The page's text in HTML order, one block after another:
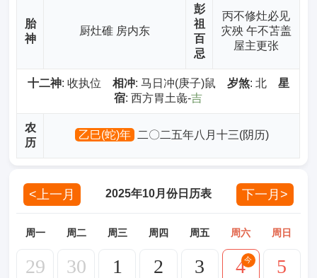
胎
神
厨灶碓 房内东
彭
祖
百
忌
丙不修灶必见
灾殃 午不苫盖
屋主更张
十二神: 收执位 相冲: 马日冲(庚子)鼠 岁煞: 北 星
宿: 西方胃土彘-吉
农
历
乙巳(蛇)年 二〇二五年八月十三(阴历)
<上一月 2025年10月份日历表 下一月>
周一 周二 周三 周四 周五 周六 周日
29 30 1 2 3 4今 5